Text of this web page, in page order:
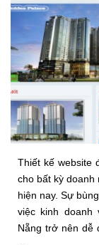
Thiết kế website
cho bất kỳ doanh
hiện nay. Sự
việc kinh
Nẵng trở nên dễ